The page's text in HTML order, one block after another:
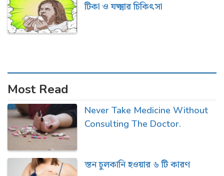
টিকা ও যক্ষ্মার চিকিৎসা
Most Read
Never Take Medicine Without
Consulting The Doctor.
স্তন চুলকানি হওয়ার ৬ টি কারণ